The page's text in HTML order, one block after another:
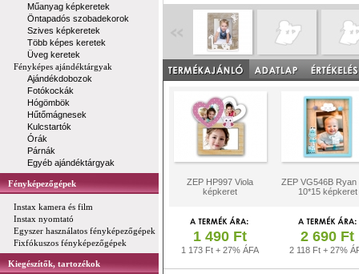
Műanyag képkeretek
Öntapadós szobadekorok
Szives képkeretek
Több képes keretek
Üveg keretek
Fényképes ajándéktárgyak
Ajándékdobozok
Fotókockák
Hógömbök
Hűtőmágnesek
Kulcstartók
Órák
Párnák
Egyéb ajándéktárgyak
Fényképezőgépek
Instax kamera és film
Instax nyomtató
Egyszer használatos fényképezőgépek
Fixfókuszos fényképezőgépek
Kiegészítők, tartozékok
ZEP HP997 Viola
képkeret
ZEP VG546B Ryan
10*15 képkeret
1 490 Ft
1 173 Ft + 27% ÁFA
2 690 Ft
2 118 Ft + 27%